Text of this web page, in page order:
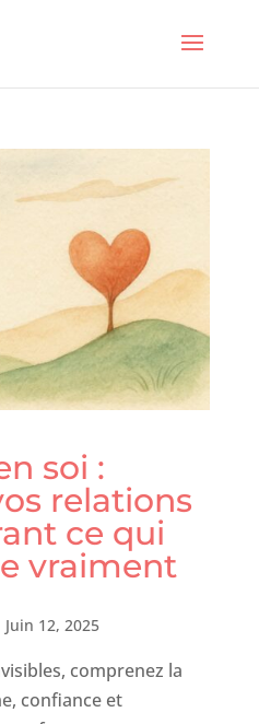
soi :
relations
ce qui
vraiment
Juin 12, 2025
comprenez la
confiance et